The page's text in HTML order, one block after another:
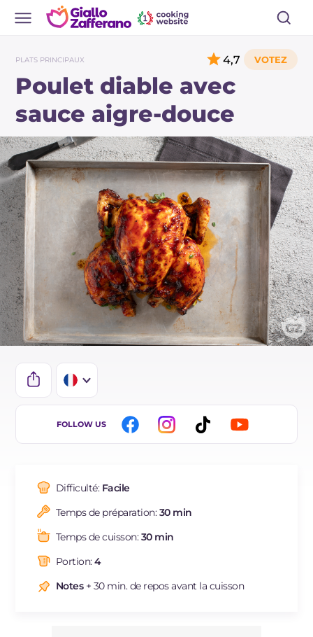
PLATS PRINCIPAUX
Poulet diable avec
sauce aigre-douce
4,7
IT
BR
FOLLOW US
Difficulté: Facile
Temps de préparation:30 min
Temps de cuisson:30 min
Portion:4
Notes+ 30 min. de repos avant la cuisson